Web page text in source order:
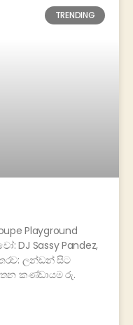
TRENDING
Playground
DJ Sassy Pandez,
ලන්ඩන් සිට
කණ්ඩායම රු.